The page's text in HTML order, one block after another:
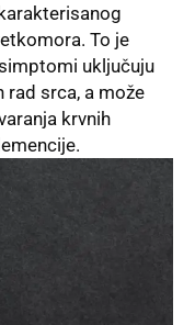
To je
uključuju
rad srca, a može
krvnih